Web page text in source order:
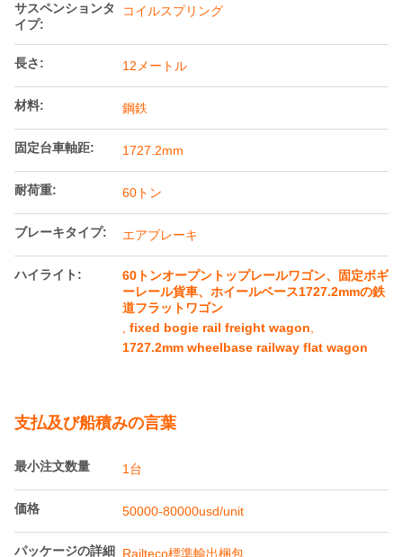
サスペンションタ
イプ:
コイルスプリング
長さ: 12メートル
材料: 鋼鉄
固定台車軸距: 1727.2mm
耐荷重: 60トン
ブレーキタイプ: エアブレーキ
ハイライト:
60トンオープントップレールワゴン、固定ボギ
ーレール貨車、ホイールベース1727.2mmの鉄
道フラットワゴン
, fixed bogie rail freight wagon,
1727.2mm wheelbase railway flat wagon
支払及び船積みの言葉
最小注文数量 1台
価格 50000-80000usd/unit
パッケージの詳細 Railteco標準輸出梱包